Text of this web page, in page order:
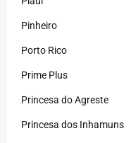
Pinheiro
Porto Rico
Prime Plus
Princesa do Agreste
Princesa dos Inhamuns